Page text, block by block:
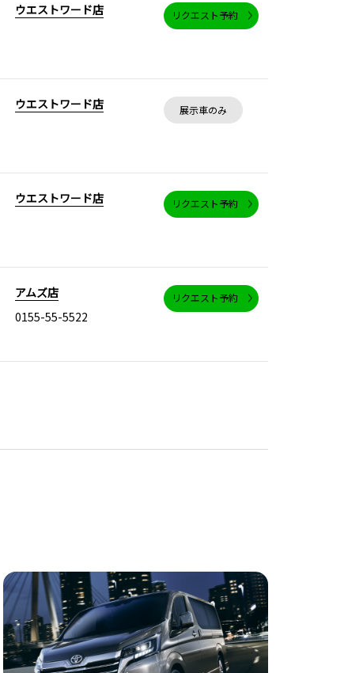
ウエストワード店 リクエスト予約
ウエストワード店 展示車のみ
ウエストワード店 リクエスト予約
アムズ店
0155-55-5522
リクエスト予約